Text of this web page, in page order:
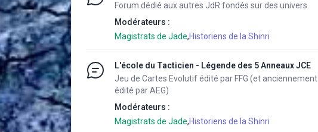
Forum dédié aux autres JdR fondés sur des univers.
Modérateurs :
Magistrats de Jade,Historiens de la Shinri
L'école du Tacticien - Légende des 5 Anneaux JCE
Jeu de Cartes Evolutif édité par FFG (et
édité par AEG)
Modérateurs :
Magistrats de Jade,Historiens de la Shinri